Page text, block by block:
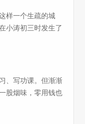
样一个生疏的城
小涛初三时发生了
、写功课。但渐渐
股烟味，零用钱也